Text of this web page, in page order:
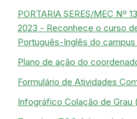
PORTARIA SERES/MEC Nº
2023 - Reconhece o curso
Português-Inglês do campus
Plano de ação do
Formulário de Atividades
Infográfico Colação de Grau